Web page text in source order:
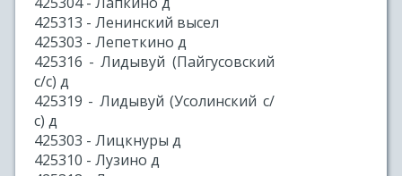
425313 - Ленинский высел
425303 - Лепеткино д
425316 - Лидывуй (Пайгусовский
с/с) д
425319 - Лидывуй (Усолинский с/
с) д
425303 - Лицкнуры д
425310 - Лузино д